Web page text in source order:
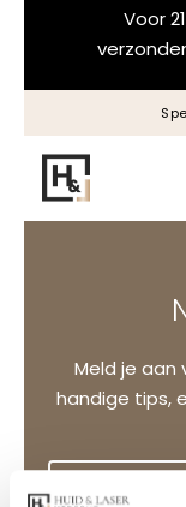
Voor
Meld je aan
handige tips,